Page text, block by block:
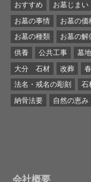
おすすめ お墓じまい
お墓の事情
お墓の価
お墓の種類
お墓の解
供養
公共工事 墓地
大分 石材
改葬
法名・戒名の彫刻
石
納骨法要
自然の恵み
会社概要